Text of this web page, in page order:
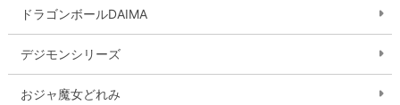
ドラゴンボールDAIMA
デジモンシリーズ
おジャ魔女どれみ